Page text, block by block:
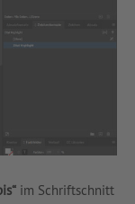
im Schriftschnitt